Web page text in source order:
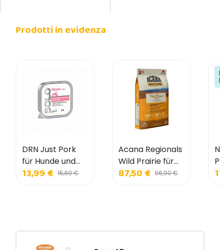
Prodotti in evidenza
DRN Just Pork
für Hunde und
Katzen
13,99 € 15,60 €
Acana Regionals
Wild Prairie für
Hunde
87,50 € 96,90 €